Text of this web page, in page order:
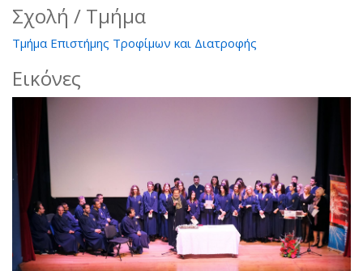
Σχολή / Τμήμα
Τμήμα Επιστήμης Τροφίμων και Διατροφής
Εικόνες